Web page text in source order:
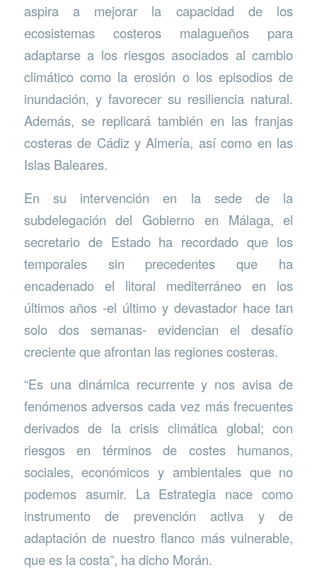
aspira a mejorar la capacidad de los
ecosistemas costeros malagueños para
adaptarse a los riesgos asociados al cambio
climático como la erosión o los episodios de
inundación, y favorecer su resiliencia natural.
Además, se replicará también en las franjas
costeras de Cádiz y Almería, así como en las
Islas Baleares.
En su intervención en la sede de la
subdelegación del Gobierno en Málaga, el
secretario de Estado ha recordado que los
temporales sin precedentes que ha
encadenado el litoral mediterráneo en los
últimos años -el último y devastador hace tan
solo dos semanas- evidencian el desafío
creciente que afrontan las regiones costeras.
“Es una dinámica recurrente y nos avisa de
fenómenos adversos cada vez más frecuentes
derivados de la crisis climática global; con
riesgos en términos de costes humanos,
sociales, económicos y ambientales que no
podemos asumir. La Estrategia nace como
instrumento de prevención activa y de
adaptación de nuestro flanco más vulnerable,
que es la costa”, ha dicho Morán.